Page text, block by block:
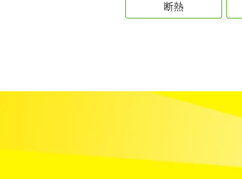
断熱